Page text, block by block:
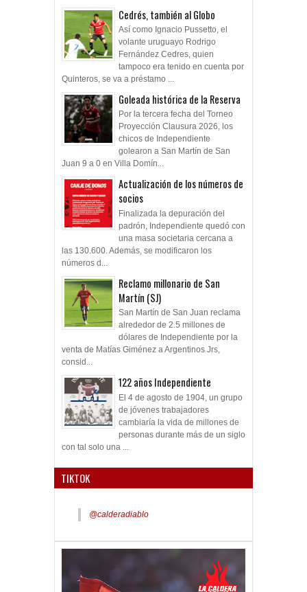
Cedrés, también al Globo
Así como Ignacio Pussetto, el
volante uruguayo Rodrigo
Fernández Cedres, quien
tampoco era tenido en cuenta por
Quinteros, se va a préstamo ...
Goleada histórica de la Reserva
Por la tercera fecha del Torneo
Proyección Clausura 2026, los
chicos de Independiente
golearon a San Martín de San
Juan 9 a 0 en Villa Domín...
Actualización de los números de
socios
Finalizada la depuración del
padrón, Independiente quedó con
una masa societaria cercana a
las 130.600. Además, se modificaron los
números d...
Reclamo millonario de San
Martín (SJ)
San Martín de San Juan reclama
alrededor de 2.5 millones de
dólares de Independiente por la
venta de Matías Giménez a Argentinos Jrs,
consid...
122 años Independiente
El 4 de agosto de 1904, un grupo
de jóvenes trabajadores
cambiaría la vida de millones de
personas durante más de un siglo
con tal solo una ...
TIKTOK
@calderadiablo